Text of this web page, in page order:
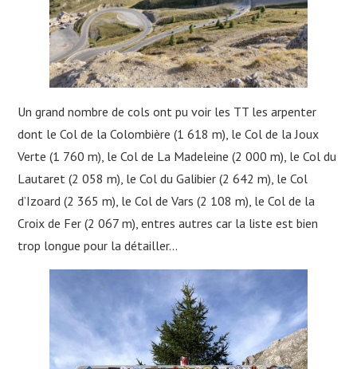
Un grand nombre de cols ont pu voir les TT les arpenter
dont le Col de la Colombière (1 618 m), le Col de la Joux
Verte (1 760 m), le Col de La Madeleine (2 000 m), le Col du
Lautaret (2 058 m), le Col du Galibier (2 642 m), le Col
d’Izoard (2 365 m), le Col de Vars (2 108 m), le Col de la
Croix de Fer (2 067 m), entres autres car la liste est bien
trop longue pour la détailler…